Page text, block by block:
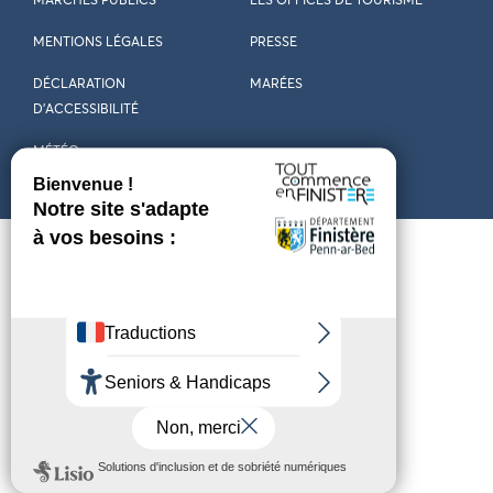
MENTIONS LÉGALES PRESSE
DÉCLARATION
D’ACCESSIBILITÉ
MARÉES
MÉTÉO